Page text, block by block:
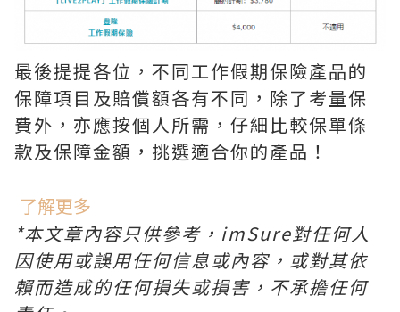
最後提提各位，不同工作假期保險產品的
保障項目及賠償額各有不同，除了考量保
費外，亦應按個人所需，仔細比較保單條
款及保障金額，挑選適合你的產品！
了解更多
*本文章內容只供參考，imSure對任何人
因使用或誤用任何信息或內容，或對其依
賴而造成的任何損失或損害，不承擔任何